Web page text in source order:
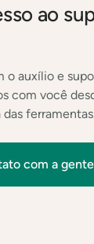
ao
o auxílio e
com você
das
com a gente